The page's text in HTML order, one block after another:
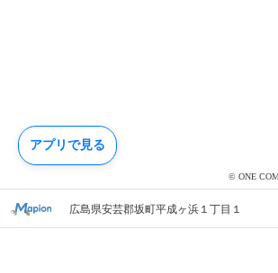
© ONE
広島県安芸郡坂町平成ヶ浜１丁目１
アプリで見る